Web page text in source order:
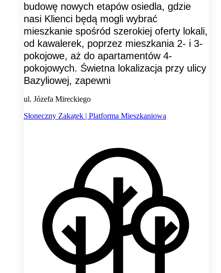
budowę nowych etapów osiedla, gdzie
nasi Klienci będą mogli wybrać
mieszkanie spośród szerokiej oferty lokali,
od kawalerek, poprzez mieszkania 2- i 3-
pokojowe, aż do apartamentów 4-
pokojowych. Świetna lokalizacja przy ulicy
Bazyliowej, zapewni
ul. Józefa Mireckiego
Słoneczny Zakątek | Platforma Mieszkaniowa